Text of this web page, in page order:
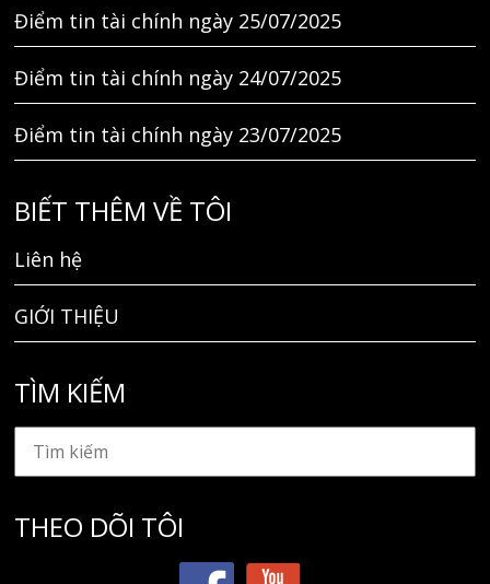
Điểm tin tài chính ngày 25/07/2025
Điểm tin tài chính ngày 24/07/2025
Điểm tin tài chính ngày 23/07/2025
BIẾT THÊM VỀ TÔI
Liên hệ
GIỚI THIỆU
TÌM KIẾM
THEO DÕI TÔI